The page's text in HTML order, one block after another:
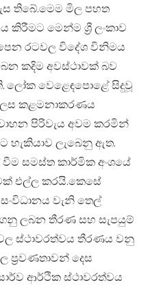
තිබේ.​මෙම මිල පහත
කිරීමට මෙන්ම ශ්‍රී ලංකාව
රටවල විදේශ විනිමය
කදිම අවස්ථාවක් බව
ලෝක වෙළෙඳපොළේ සිදුවූ
කළමනාකරණය
පිරිවැය අවම කරමින්
හැකියාව ලැබෙනු ඇත.
සමස්ත කාර්මික අංශයේ
එල්ල කරයි.​කෙසේ
සංවිධානය වැනි තෙල්
ලබන තීරණ සහ සැපයුම්
ස්ථාවරත්වය තීරණය වනු
ප්‍රවණතාවන් දෙස
ආර්ථික ස්ථාවරත්වය